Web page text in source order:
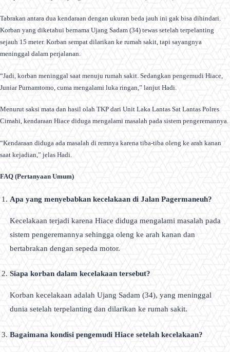
Tabrakan antara dua kendaraan dengan ukuran beda jauh ini gak bisa dihindari.
Korban yang diketahui bernama Ujang Sadam (34) tewas setelah terpelanting
sejauh 15 meter. Korban sempat dilarikan ke rumah sakit, tapi sayangnya
meninggal dalam perjalanan.
“Jadi, korban meninggal saat menuju rumah sakit. Sedangkan pengemudi Hiace,
Juniar Purnamtomo, cuma mengalami luka ringan,” lanjut Hadi.
Menurut saksi mata dan hasil olah TKP dari Unit Laka Lantas Sat Lantas Polres
Cimahi, kendaraan Hiace diduga mengalami masalah pada sistem pengeremannya.
“Kendaraan diduga ada masalah di remnya karena tiba-tiba oleng ke arah kanan
saat kejadian,” jelas Hadi.
FAQ (Pertanyaan Umum)
Apa yang menyebabkan kecelakaan di Jalan Pagermaneuh?
Kecelakaan terjadi karena Hiace diduga mengalami masalah pada
sistem pengeremannya sehingga oleng ke arah kanan dan
bertabrakan dengan sepeda motor.
Siapa korban dalam kecelakaan tersebut?
Korban kecelakaan adalah Ujang Sadam (34), yang meninggal
dunia setelah terpelanting dan dilarikan ke rumah sakit.
Bagaimana kondisi pengemudi Hiace setelah kecelakaan?